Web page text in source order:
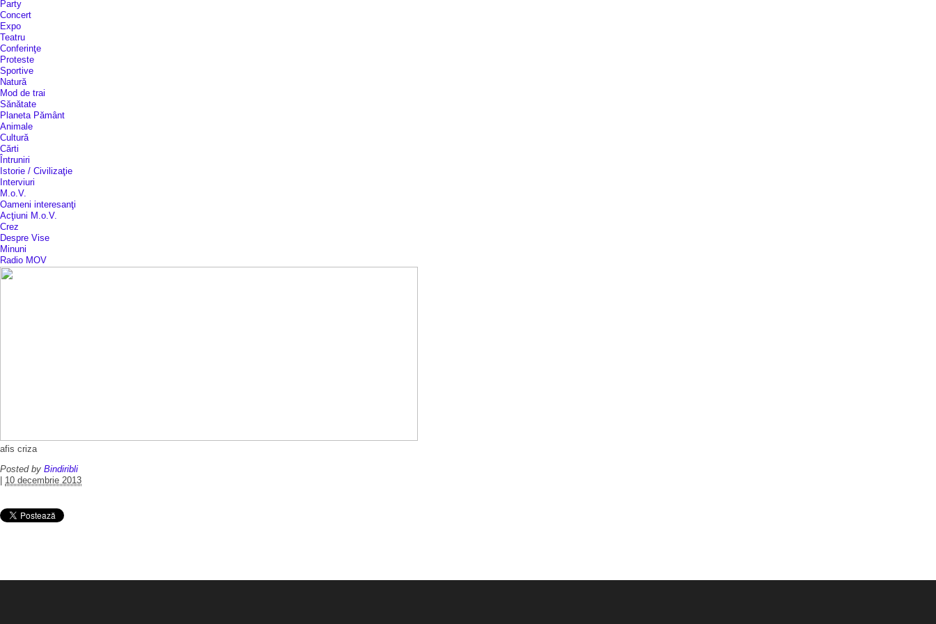
Party
Concert
Expo
Teatru
Conferinţe
Proteste
Sportive
Natură
Mod de trai
Sănătate
Planeta Pământ
Animale
Cultură
Cărti
Întruniri
Istorie / Civilizaţie
Interviuri
M.o.V.
Oameni interesanţi
Acţiuni M.o.V.
Crez
Despre Vise
Minuni
Radio MOV
afis criza
Posted by Bindiribli
10 decembrie 2013